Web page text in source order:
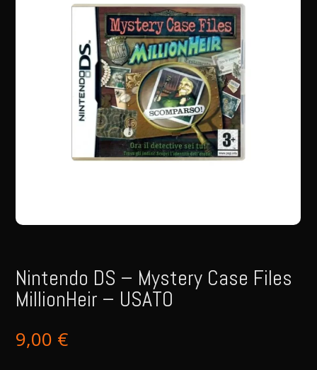
Nintendo DS – Mystery Case Files
MillionHeir – USATO
9,00 €